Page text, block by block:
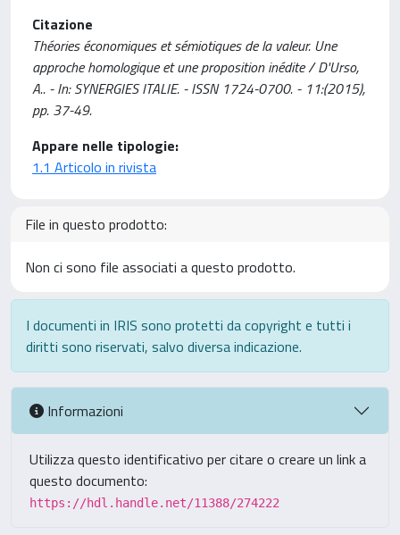
Citazione
Théories économiques et sémiotiques de la valeur. Une
approche homologique et une proposition inédite / D'Urso,
A.. - In: SYNERGIES ITALIE. - ISSN 1724-0700. - 11:(2015),
pp. 37-49.
Appare nelle tipologie:
1.1 Articolo in rivista
File in questo prodotto:
Non ci sono file associati a questo prodotto.
I documenti in IRIS sono protetti da copyright e tutti i
diritti sono riservati, salvo diversa indicazione.
Informazioni
Utilizza questo identificativo per citare o creare un link a
questo documento:
https://hdl.handle.net/11388/274222